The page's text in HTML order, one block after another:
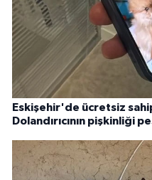
Eskişehir'de ücretsiz
Dolandırıcının pişkinliği